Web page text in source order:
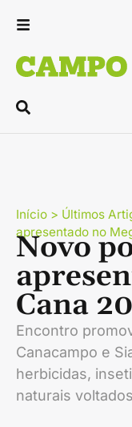
Início > Últimos
apresentado no
Novo
Cana
Encontro
Canacampo e
herbicidas,
naturais